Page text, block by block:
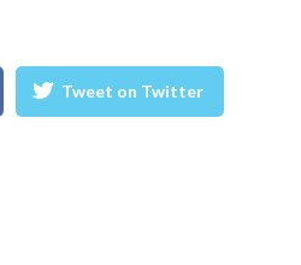
Tweet on Twitter